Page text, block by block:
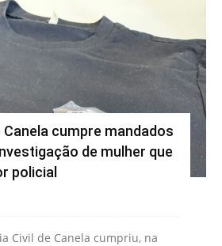
Canela cumpre mandados
de mulher que
policial
Civil de Canela cumpriu, na